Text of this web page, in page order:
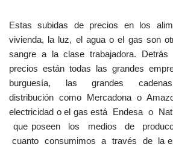
Estas subidas de precios en los
vivienda, la luz, el agua o el gas son
sangre a la clase trabajadora.
precios están todas las grandes
burguesía, las grandes
distribución como Mercadona o
electricidad o el gas está Endesa o
que poseen los medios de
cuanto consumimos a través de la